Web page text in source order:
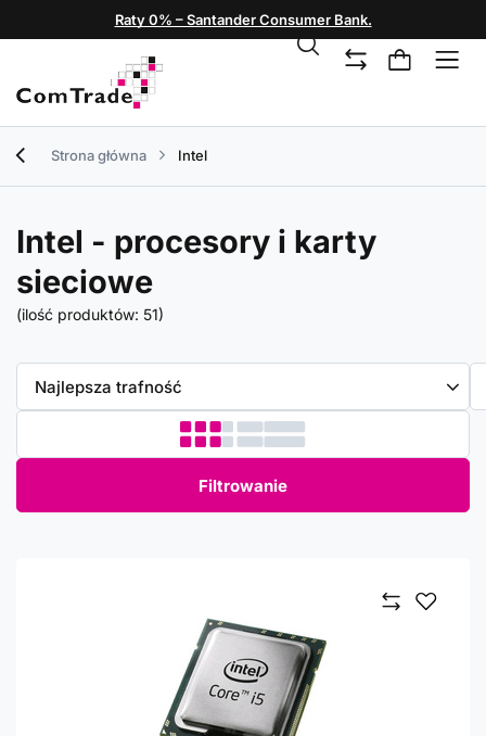
Raty 0% – Santander Consumer Bank.
Strona główna Intel
Intel - procesory i karty
sieciowe
(ilość produktów: 51)
Zmień sortowanie
Najlepsza trafność
Filtrowanie